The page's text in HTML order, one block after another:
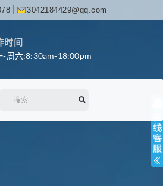
3042184429@qq.com
时间
-周六:8:30am-18:00pm